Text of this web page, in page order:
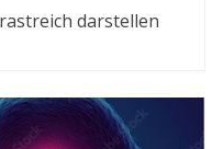
darstellen